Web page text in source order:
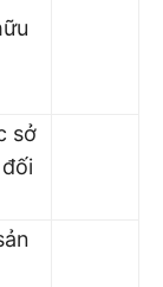
sở